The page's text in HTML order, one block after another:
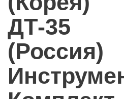
ДТ-35
(Россия)